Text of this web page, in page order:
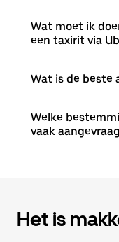
Wat moet ik
een taxirit via
Wat is de beste
Welke
vaak
Het is